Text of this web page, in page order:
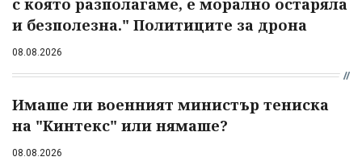
и безполезна." Политиците за дрона
08.08.2026
Имаше ли военният министър тениска
на "Кинтекс" или нямаше?
08.08.2026